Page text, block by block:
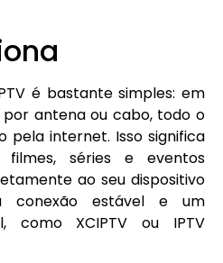
é bastante simples: em
antena ou cabo, todo o
pela internet. Isso significa
séries e eventos
ao seu dispositivo
conexão estável e um
como XCIPTV ou IPTV